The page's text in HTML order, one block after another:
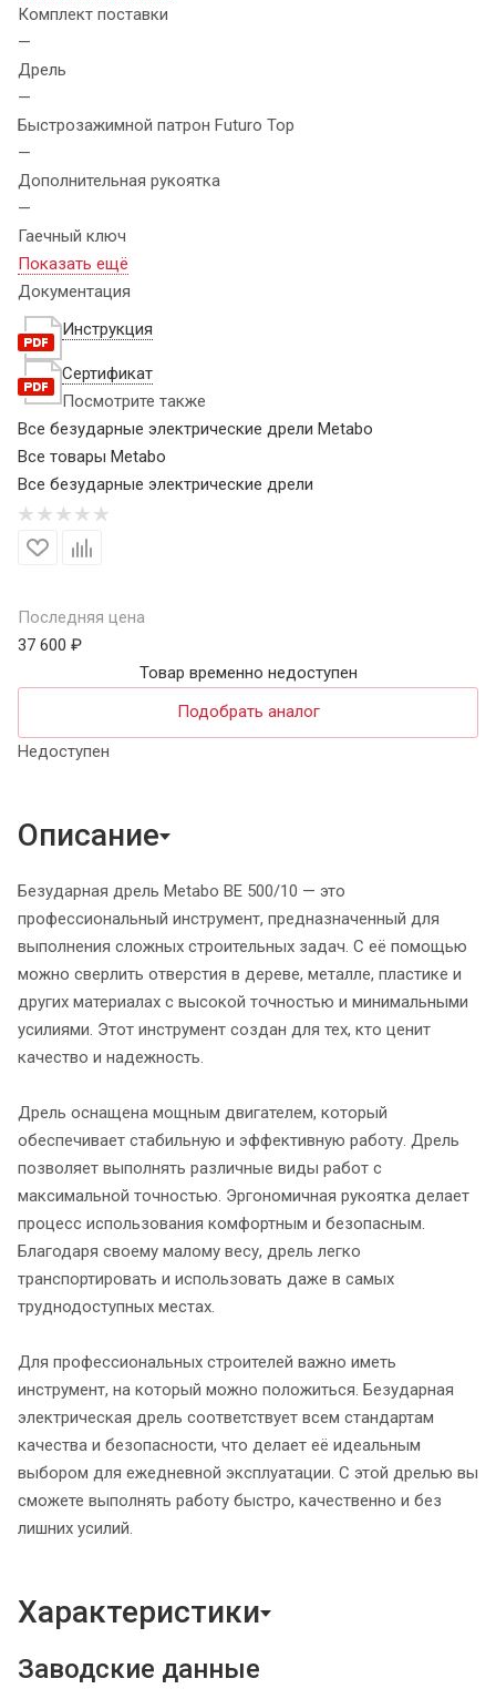
Комплект поставки
—
Дрель
—
Быстрозажимной патрон Futuro Top
—
Дополнительная рукоятка
—
Гаечный ключ
Показать ещё
Документация
Инструкция
Сертификат
Посмотрите также
Все безударные электрические дрели Metabo
Все товары Metabo
Все безударные электрические дрели
Последняя цена
37 600 ₽
Товар временно недоступен
Подобрать аналог
Недоступен
Описание
Безударная дрель Metabo BE 500/10 — это
профессиональный инструмент, предназначенный для
выполнения сложных строительных задач. С её помощью
можно сверлить отверстия в дереве, металле, пластике и
других материалах с высокой точностью и минимальными
усилиями. Этот инструмент создан для тех, кто ценит
качество и надежность.
Дрель оснащена мощным двигателем, который
обеспечивает стабильную и эффективную работу. Дрель
позволяет выполнять различные виды работ с
максимальной точностью. Эргономичная рукоятка делает
процесс использования комфортным и безопасным.
Благодаря своему малому весу, дрель легко
транспортировать и использовать даже в самых
труднодоступных местах.
Для профессиональных строителей важно иметь
инструмент, на который можно положиться. Безударная
электрическая дрель соответствует всем стандартам
качества и безопасности, что делает её идеальным
выбором для ежедневной эксплуатации. С этой дрелью вы
сможете выполнять работу быстро, качественно и без
лишних усилий.
Характеристики
Заводские данные